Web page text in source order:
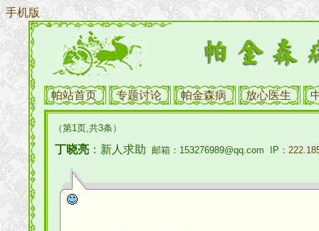
手机版
帕站首页 专题讨论 帕金森病 放心医生
（第1页,共3条）
丁晓亮 ：新人求助 邮箱：153276989@qq.com IP：